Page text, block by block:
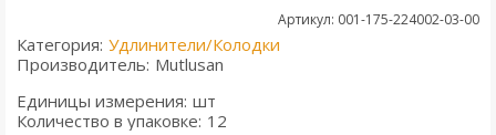
Артикул: 001-175-224002-03-00
Категория: Удлинители/Колодки
Производитель: Mutlusan
Единицы измерения: шт
Количество в упаковке: 12